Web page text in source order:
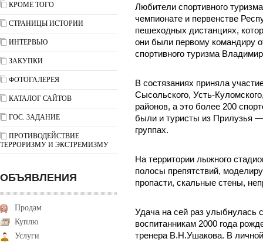
КРОМЕ ТОГО
СТРАНИЦЫ ИСТОРИИ
ИНТЕРВЬЮ
ЗАКУПКИ
ФОТОГАЛЕРЕЯ
КАТАЛОГ САЙТОВ
ГОС. ЗАДАНИЕ
ПРОТИВОДЕЙСТВИЕ
ТЕРРОРИЗМУ И ЭКСТРЕМИЗМУ
ОБЪЯВЛЕНИЯ
Продам
Куплю
Услуги
Любители спортивного
чемпионате и первенстве
пешеходных дистанциях,
они были первому командиру
спортивного туризма
В состязаниях приняла
Сысольского, Усть-
районов, а это более 200
были и туристы из Прилузья
группах.
На территории лыжного
полосы препятствий,
пропасти, скальные стены,
Удача на сей раз
воспитанникам 2000 года
тренера В.Н.Ушакова. В